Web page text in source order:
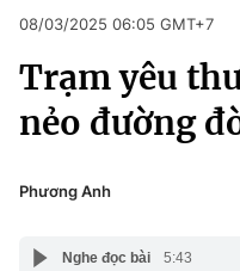
Chuyên mục
Chính trị
Pháp luật
Pháp luật
Kinh tế
Thể thao
Truyền hình
Y tế
Công nghệ
08/03/2025 06:05 GMT+7
Trạm yêu
nẻo đường
Phương Anh
Nghe đọc bài 5:43